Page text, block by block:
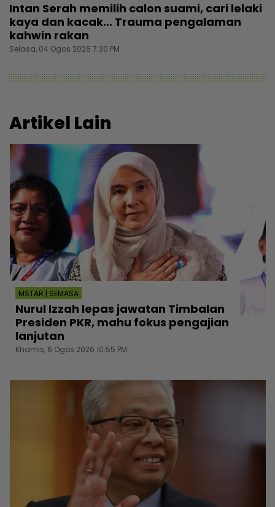
Intan Serah memilih calon suami, cari lelaki
kaya dan kacak... Trauma pengalaman
kahwin rakan
Selasa, 04 Ogos 2026 7:30 PM
Artikel Lain
MSTAR | SEMASA
Nurul Izzah lepas jawatan Timbalan
Presiden PKR, mahu fokus pengajian
lanjutan
Khamis, 6 Ogos 2026 10:55 PM